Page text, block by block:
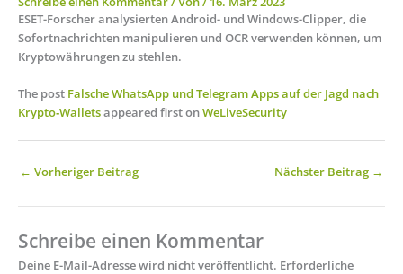
ESET-Forscher analysierten Android- und Windows-Clipper, die
Sofortnachrichten manipulieren und OCR verwenden können, um
Kryptowährungen zu stehlen.
The post Falsche WhatsApp und Telegram Apps auf der Jagd nach
Krypto‑Walletsappeared first onWeLiveSecurity
← Vorheriger Beitrag Nächster Beitrag →
Schreibe einen Kommentar
Deine E-Mail-Adresse wird nicht veröffentlicht. Erforderliche